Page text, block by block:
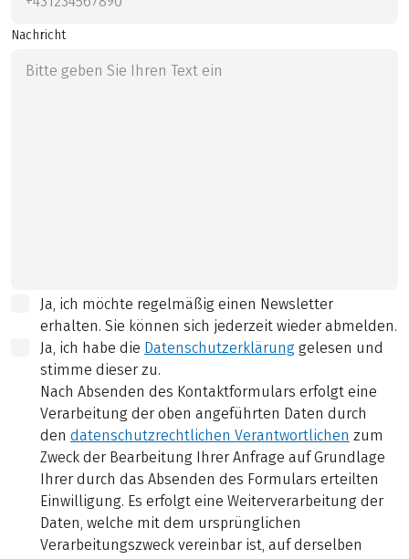
Nachricht
Ja, ich möchte regelmäßig einen Newsletter
erhalten. Sie können sich jederzeit wieder abmelden.
Ja, ich habe die Datenschutzerklärung gelesen und
stimme dieser zu.
Nach Absenden des Kontaktformulars erfolgt eine
Verarbeitung der oben angeführten Daten durch
den datenschutzrechtlichen Verantwortlichen zum
Zweck der Bearbeitung Ihrer Anfrage auf Grundlage
Ihrer durch das Absenden des Formulars erteilten
Einwilligung. Es erfolgt eine Weiterverarbeitung der
Daten, welche mit dem ursprünglichen
Verarbeitungszweck vereinbar ist, auf derselben